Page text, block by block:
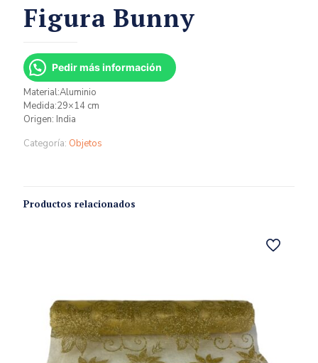
Figura Bunny
Pedir más información
Material:Aluminio
Medida:29×14 cm
Origen: India
Categoría: Objetos
Productos relacionados